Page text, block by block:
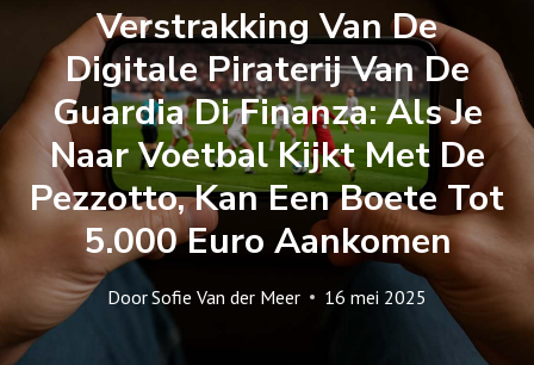
Verstrakking Van De
Digitale Piraterij Van De
Guardia Di Finanza: Als Je
Naar Voetbal Kijkt Met De
Pezzotto, Kan Een Boete Tot
5.000 Euro Aankomen
DoorSofie Van der Meer 16 mei 2025